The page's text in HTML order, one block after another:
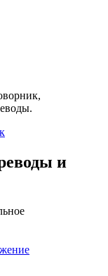
и